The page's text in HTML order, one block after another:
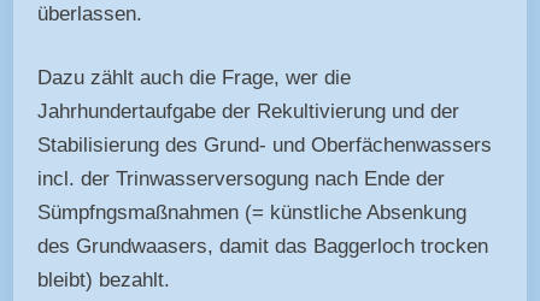
überlassen.
Dazu zählt auch die Frage, wer die
Jahrhundertaufgabe der Rekultivierung und der
Stabilisierung des Grund- und Oberfächenwassers
incl. der Trinwasserversogung nach Ende der
Sümpfngsmaßnahmen (= künstliche Absenkung
des Grundwaasers, damit das Baggerloch trocken
bleibt) bezahlt.